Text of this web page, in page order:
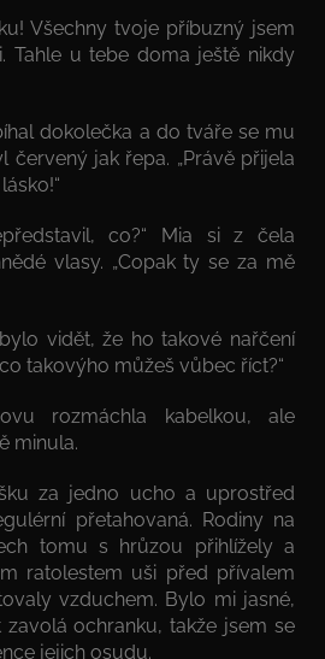
Všechny tvoje příbuzný jsem
Tahle u tebe doma ještě nikdy
dokolečka a do tváře se mu
červený jak řepa. „Právě přijela
co?“ Mia si z čela
vlasy. „Copak ty se za mě
vidět, že ho takové nařčení
takovýho můžeš vůbec říct?“
rozmáchla kabelkou, ale
minula.
za jedno ucho a uprostřed
přetahovaná. Rodiny na
tomu s hrůzou přihlížely a
ratolestem uši před přívalem
vzduchem. Bylo mi jasné,
ochranku, takže jsem se
jejich osudu.